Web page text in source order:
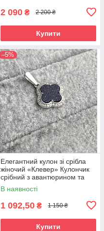
2 090 ₴ 2 200 ₴
Купити
–5%
Елегантний кулон зі срібла
жіночий «Клевер» Кулончик
срібний з авантюрином та
фіанітами
В наявності
1 092,50 ₴ 1 150 ₴
Купити